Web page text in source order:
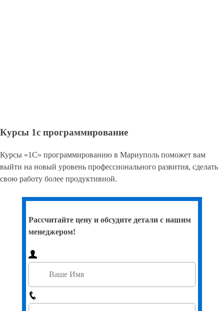
Курсы 1с программирование
Курсы «1С» программированию в Мариуполь поможет вам
выйти на новый уровень профессионального развития, сделать
свою работу более продуктивной.
Рассчитайте цену и обсудите детали с нашим
менеджером!